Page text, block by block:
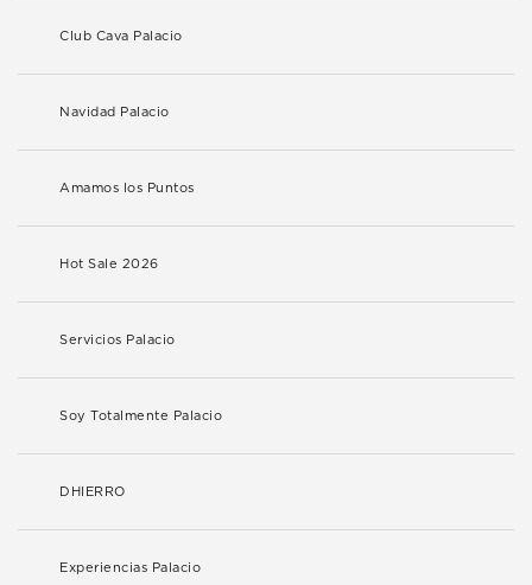
Club Cava Palacio
Navidad Palacio
Amamos los Puntos
Hot Sale 2026
Servicios Palacio
Soy Totalmente Palacio
DHIERRO
Experiencias Palacio